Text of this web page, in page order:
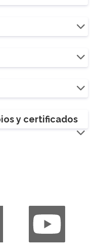
y certificados